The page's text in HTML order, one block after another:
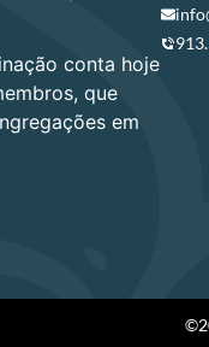
conta hoje
que
em